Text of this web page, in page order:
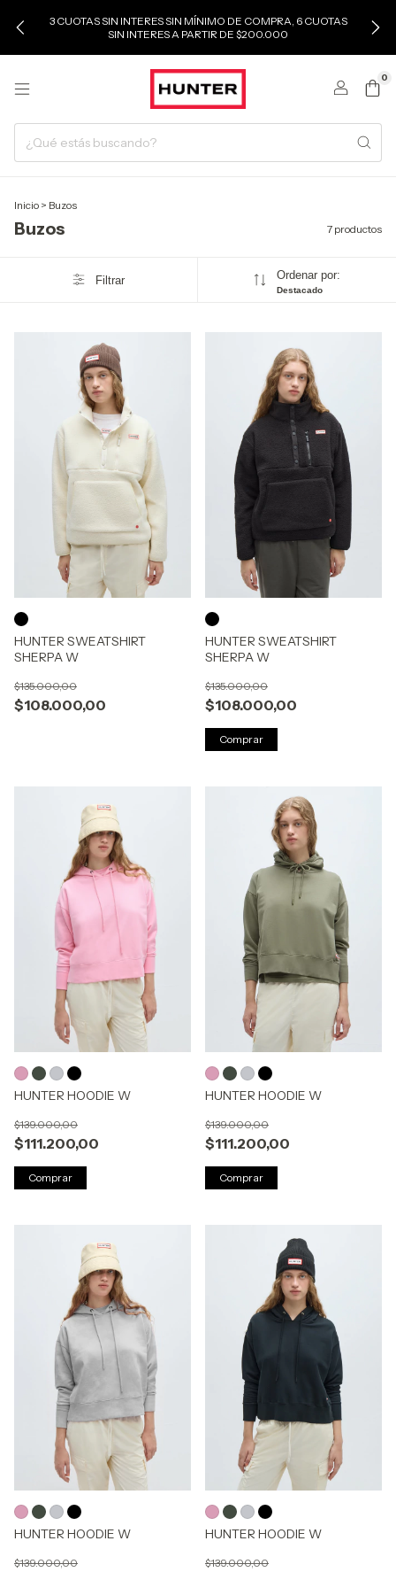
3 CUOTAS SIN INTERES SIN MÍNIMO DE COMPRA, 6 CUOTAS
SIN INTERES A PARTIR DE $200.000
0
Inicio > Buzos
Buzos 7 productos
Filtrar Ordenar por:
Destacado
HUNTER SWEATSHIRT
SHERPA W
$108.000,00
$135.000,00
HUNTER SWEATSHIRT
SHERPA W
$108.000,00
$135.000,00
Comprar
HUNTER HOODIE W
$111.200,00
$139.000,00
Comprar
HUNTER HOODIE W
$111.200,00
$139.000,00
Comprar
HUNTER HOODIE W
$139.000,00
HUNTER HOODIE W
$139.000,00